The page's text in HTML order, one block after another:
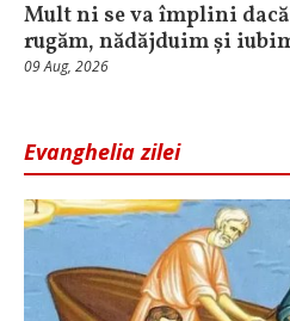
Mult ni se va împlini
rugăm, nădăjduim și
09 Aug, 2026
Evanghelia zilei